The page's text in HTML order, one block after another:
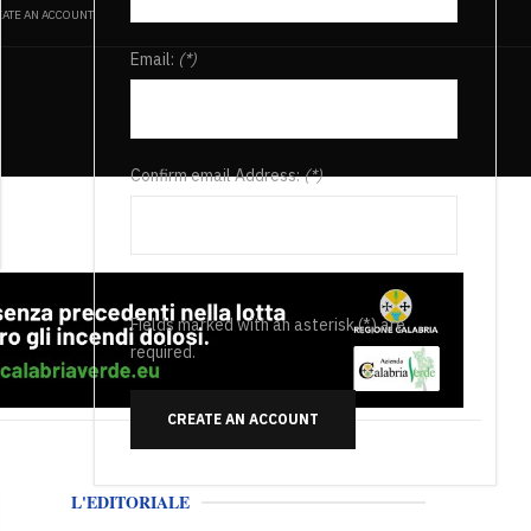
AN ACCOUNT
Email: (*)
Confirm email Address:(*)
Fields marked with an asterisk (*) are
required.
CREATE AN ACCOUNT
L'EDITORIALE